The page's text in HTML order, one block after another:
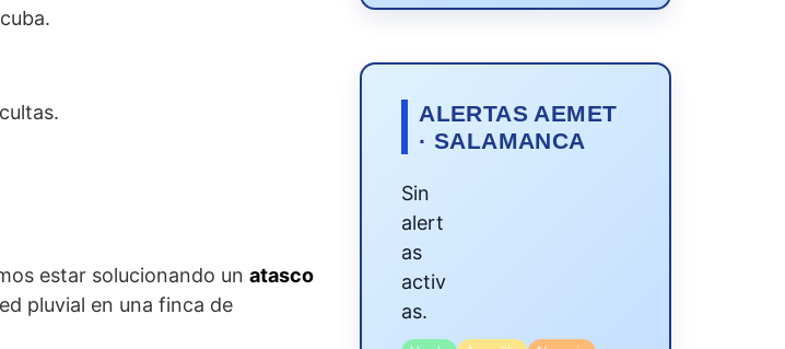
estar solucionando un atasco
pluvial en una finca de
ALERTAS AEMET
· SALAMANCA
Sin
alert
as
activ
as.